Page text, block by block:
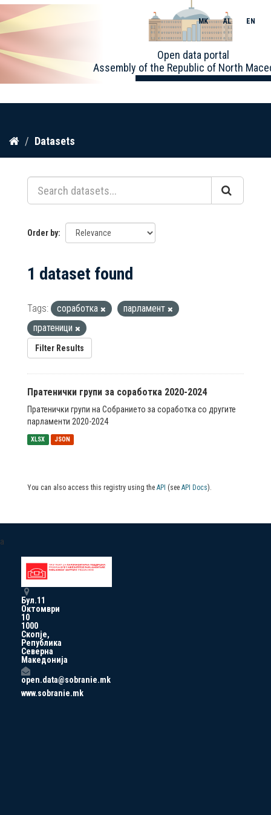
Skip
content
Open data portal
Assembly of the Republic of North
MK AL EN
Datasets
Order by
1 dataset found
Tags: соработка
парламент
пратеници
Filter Results
Пратенички групи за соработка 2020-2024
Пратенички групи на Собранието за соработка со другите
парламенти 2020-2024
XLSX JSON
You can also access this registry using the API (see API Docs).
a
Бул.11
Октомври
10
1000
Скопје,
Република
Северна
Македонија
open.data@sobranie.mk
www.sobranie.mk